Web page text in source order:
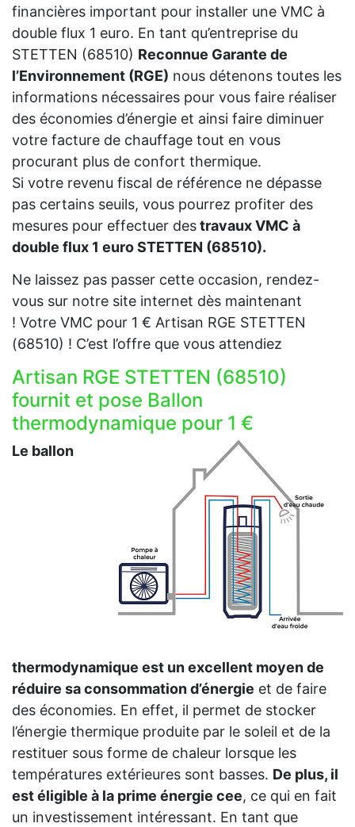
financières important pour installer une VMC à
double flux 1 euro. En tant qu’entreprise du
STETTEN (68510) Reconnue Garante de
l’Environnement (RGE) nous détenons toutes les
informations nécessaires pour vous faire réaliser
des économies d’énergie et ainsi faire diminuer
votre facture de chauffage tout en vous
procurant plus de confort thermique.
Si votre revenu fiscal de référence ne dépasse
pas certains seuils, vous pourrez profiter des
mesures pour effectuer destravaux VMC à
double flux 1 euro STETTEN (68510).
Ne laissez pas passer cette occasion, rendez-
vous sur notre site internet dès maintenant
! Votre VMC pour 1 € Artisan RGE STETTEN
(68510) ! C’est l’offre que vous attendiez
Artisan RGE STETTEN (68510)
fournit et pose Ballon
thermodynamique pour 1 €
Le ballon
thermodynamique est un excellent moyen de
réduire sa consommation d’énergie et de faire
des économies. En effet, il permet de stocker
l’énergie thermique produite par le soleil et de la
restituer sous forme de chaleur lorsque les
températures extérieures sont basses. De plus, il
est éligible à la prime énergie cee, ce qui en fait
un investissement intéressant. En tant que